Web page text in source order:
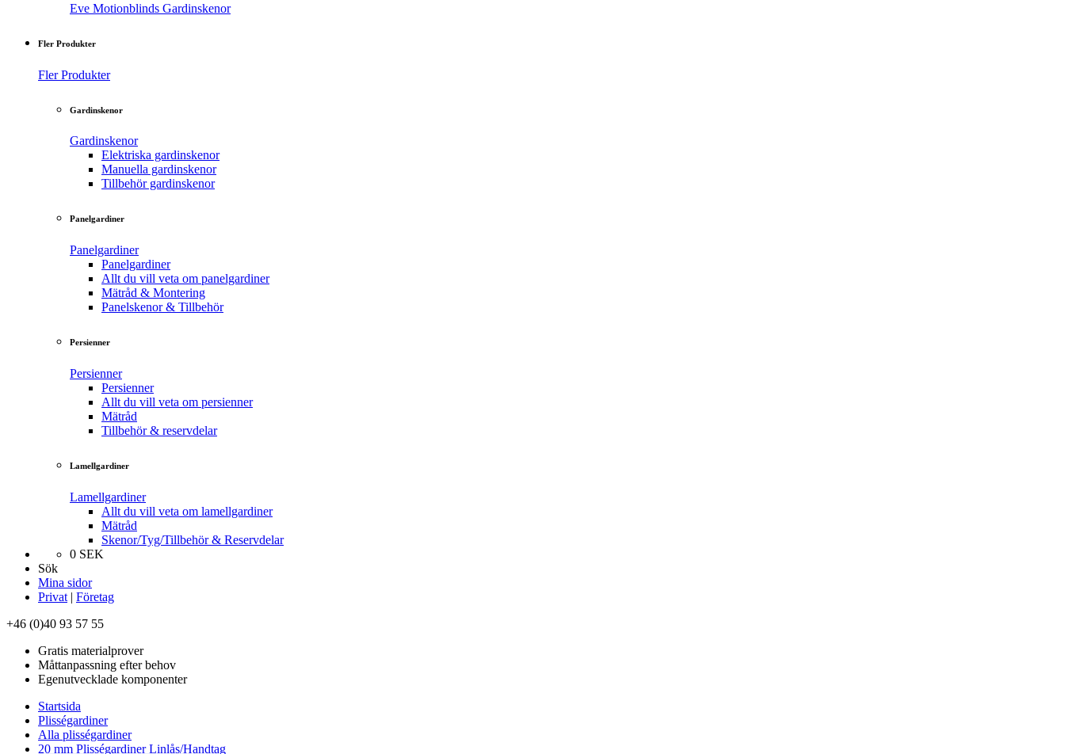
Eve Motionblinds Gardinskenor
Fler Produkter
Fler Produkter
Gardinskenor
Gardinskenor
Elektriska gardinskenor
Manuella gardinskenor
Tillbehör gardinskenor
Panelgardiner
Panelgardiner
Panelgardiner
Allt du vill veta om panelgardiner
Mätråd & Montering
Panelskenor & Tillbehör
Persienner
Persienner
Persienner
Allt du vill veta om persienner
Mätråd
Tillbehör & reservdelar
Lamellgardiner
Lamellgardiner
Allt du vill veta om lamellgardiner
Mätråd
Skenor/Tyg/Tillbehör & Reservdelar
0 SEK
Sök
Mina sidor
Privat | Företag
+46 (0)40 93 57 55
Gratis materialprover
Måttanpassning efter behov
Egenutvecklade komponenter
Startsida
Plisségardiner
Alla plisségardiner
20 mm Plisségardiner Linlås/Handtag